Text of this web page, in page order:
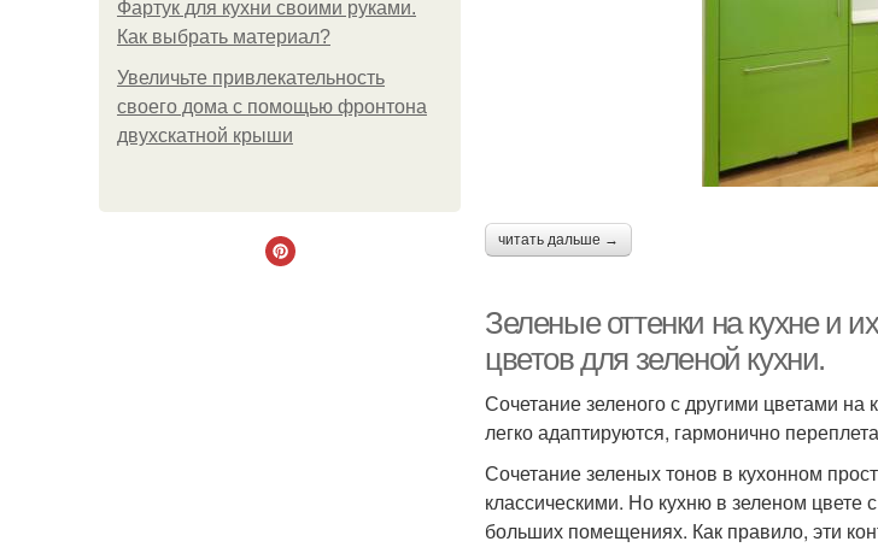
Фартук для кухни своими руками.
Как выбрать материал?
Увеличьте привлекательность
своего дома с помощью фронтона
двухскатной крыши
читать дальше →
Зеленые оттенки на кухне и
цветов для зеленой кухни.
Сочетание зеленого с другими цветами
легко адаптируются, гармонично
Сочетание зеленых тонов в кухонном
классическими. Но кухню в зеленом цвете
больших помещениях. Как правило, эти